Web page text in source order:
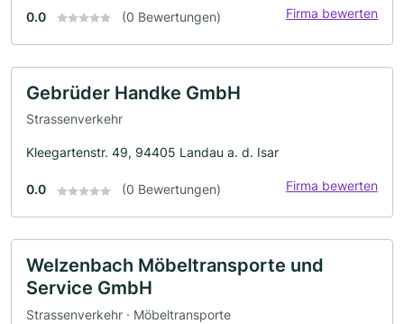
0.0 (0 Bewertungen) Firma bewerten
Gebrüder Handke GmbH
Strassenverkehr
Kleegartenstr. 49, 94405 Landau a. d. Isar
0.0 (0 Bewertungen) Firma bewerten
Welzenbach Möbeltransporte und
Service GmbH
Strassenverkehr · Möbeltransporte